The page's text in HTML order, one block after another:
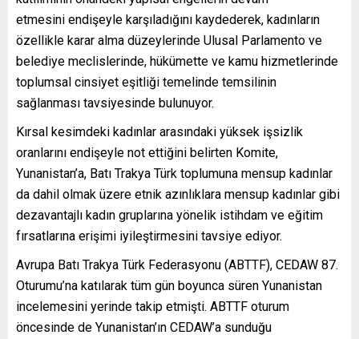
etmesini endişeyle karşıladığını kaydederek, kadınların
özellikle karar alma düzeylerinde Ulusal Parlamento ve
belediye meclislerinde, hükümette ve kamu hizmetlerinde
toplumsal cinsiyet eşitliği temelinde temsilinin
sağlanması tavsiyesinde bulunuyor.
Kırsal kesimdeki kadınlar arasındaki yüksek işsizlik
oranlarını endişeyle not ettiğini belirten Komite,
Yunanistan’a, Batı Trakya Türk toplumuna mensup kadınlar
da dahil olmak üzere etnik azınlıklara mensup kadınlar gibi
dezavantajlı kadın gruplarına yönelik istihdam ve eğitim
fırsatlarına erişimi iyileştirmesini tavsiye ediyor.
Avrupa Batı Trakya Türk Federasyonu (ABTTF), CEDAW 87.
Oturumu’na katılarak tüm gün boyunca süren Yunanistan
incelemesini yerinde takip etmişti. ABTTF oturum
öncesinde de Yunanistan’ın CEDAW’a sunduğu